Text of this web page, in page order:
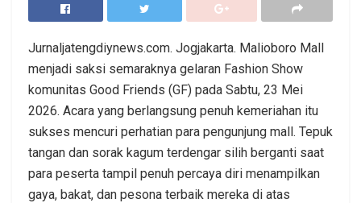
Jurnaljatengdiynews.com. Jogjakarta. Malioboro Mall
menjadi saksi semaraknya gelaran Fashion Show
komunitas Good Friends (GF) pada Sabtu, 23 Mei
2026. Acara yang berlangsung penuh kemeriahan itu
sukses mencuri perhatian para pengunjung mall. Tepuk
tangan dan sorak kagum terdengar silih berganti saat
para peserta tampil penuh percaya diri menampilkan
gaya, bakat, dan pesona terbaik mereka di atas